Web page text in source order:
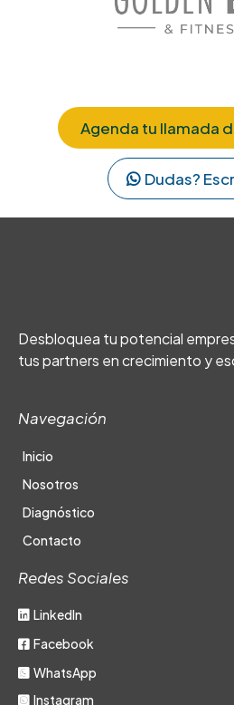
Agenda tu llamada
Dudas?
Desbloquea tu potencial
tus partners en crecimiento y
Navegación
Inicio
Nosotros
Diagnóstico
Contacto
Redes Sociales
LinkedIn
Facebook
WhatsApp
Instagram